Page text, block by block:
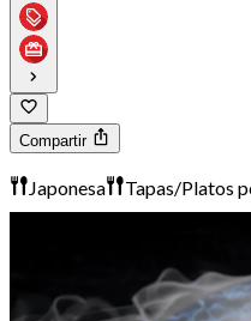
Compartir
Japonesa Tapas/Platos